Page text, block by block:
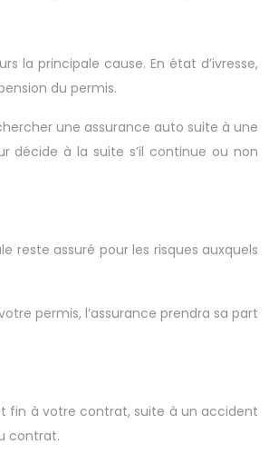
la principale cause. En état d’ivresse,
du permis.
une assurance auto suite à une
décide à la suite s’il continue ou non
reste assuré pour les risques auxquels
permis, l’assurance prendra sa part
fin à votre contrat, suite à un accident
contrat.